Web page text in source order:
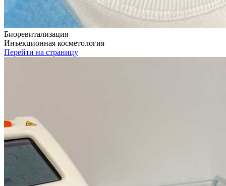
Биоревитализация
Инъекционная косметология
Перейти на страницу